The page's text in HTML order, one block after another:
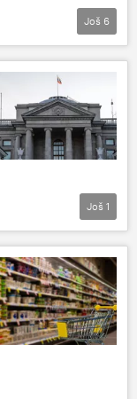
NATO
Još 6
Još 1